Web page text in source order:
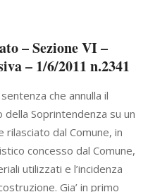
– Sezione VI –
– 1/6/2011 n.2341
che annulla il
Soprintendenza su un
dal Comune, in
concesso dal Comune,
utilizzati e l’incidenza
Gia’ in primo